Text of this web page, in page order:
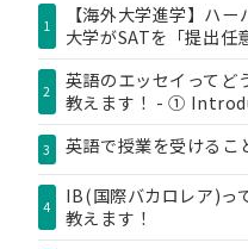
1
【海外大学進学】ハ
大学がSATを「提出任
2
英語のエッセイってど
教えます！ - ①
3 英語で授業を受けるこ
4
IB(国際バカロレア)っ
教えます！